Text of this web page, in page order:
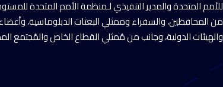
للأمم المتحدة والمدير التنفيذي لـمنظمة الأمم المتحدة
من المحافظين، والسفراء وممثلي البعثات الدبلوماسية،
والهيئات الدولية، وجانب من مُمثلي القطاع الخاص والمُجتمع